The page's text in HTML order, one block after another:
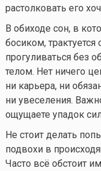
растолковать его
В обиходе сон, в
босиком,
прогуливаться без
телом. Нет ничего
ни карьера, ни
ни увеселения.
ощущаете упадок
Не стоит делать
подвохи в
Часто всё обстоит